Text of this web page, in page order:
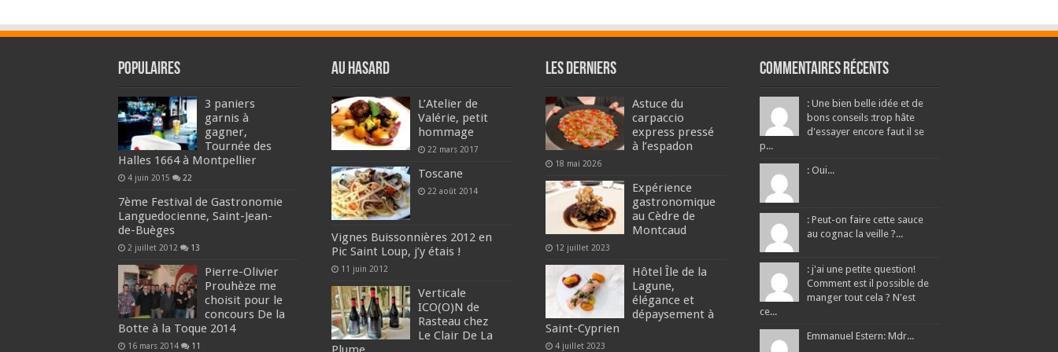
Populaires
3 paniers
garnis à
gagner,
Tournée des
Halles 1664 à Montpellier
4 juin 2015 22
7ème Festival de Gastronomie
Languedocienne, Saint-Jean-
de-Buèges
2 juillet 2012 13
Pierre-Olivier
Prouhèze me
choisit pour le
concours De la
Botte à la Toque 2014
16 mars 2014 11
Au hasard
L’Atelier de
Valérie, petit
hommage
22 mars 2017
Toscane
22 août 2014
Vignes Buissonnières 2012 en
Pic Saint Loup, j’y étais !
11 juin 2012
Verticale
ICO(O)N de
Rasteau chez
Le Clair De La
Les derniers
Astuce du
carpaccio
express pressé
à l’espadon
18 mai 2026
Expérience
gastronomique
au Cèdre de
Montcaud
12 juillet 2023
Hôtel Île de la
Lagune,
élégance et
dépaysement à
Saint-Cyprien
4 juillet 2023
Commentaires récents
: Une bien belle idée et de
bons conseils :trop hâte
d'essayer encore faut il se
p...
: Oui...
: Peut-on faire cette sauce
au cognac la veille ?...
: j'ai une petite question!
Comment est il possible de
manger tout cela ? N'est
ce...
Emmanuel Estern: Mdr...